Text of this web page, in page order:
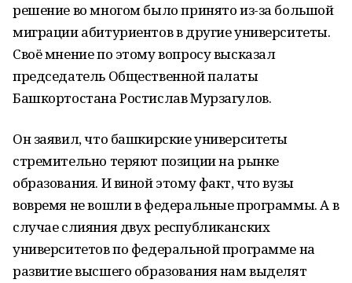
решение во многом было принято из-за большой
миграции абитуриентов в другие университеты.
Своё мнение по этому вопросу высказал
председатель Общественной палаты
Башкортостана Ростислав Мурзагулов.
Он заявил, что башкирские университеты
стремительно теряют позиции на рынке
образования. И виной этому факт, что вузы
вовремя не вошли в федеральные программы. А в
случае слияния двух республиканских
университетов по федеральной программе на
развитие высшего образования нам выделят